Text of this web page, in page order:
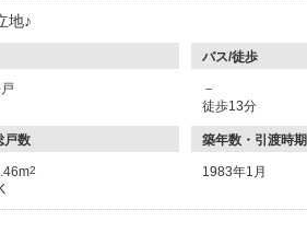
地♪
バス/徒歩
－
徒歩13分
戸数 築年数・引渡時期
2 1983年1月